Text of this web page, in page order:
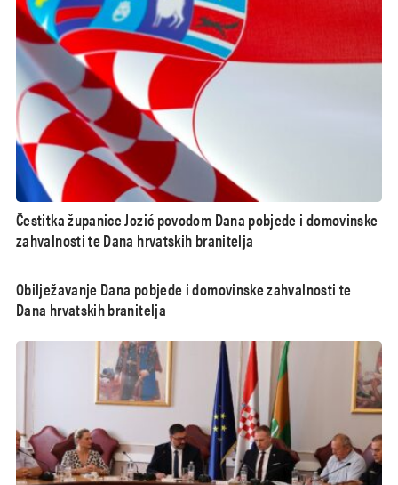
Čestitka županice Jozić povodom Dana pobjede i domovinske
zahvalnosti te Dana hrvatskih branitelja
Obilježavanje Dana pobjede i domovinske zahvalnosti te
Dana hrvatskih branitelja